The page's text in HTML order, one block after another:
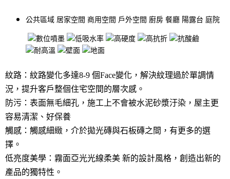
公共區域 居家空間 商用空間 戶外空間 廚房 餐廳 陽露台 庭院
紋路：紋路變化多達8-9 個Face變化，解決紋理過於單調情
況，提升客戶整個住宅空間的層次感。
防污：表面無毛細孔，施工上不會被水泥砂漿汙染，屋主更
容易清潔、好保養
觸感：觸感細緻，介於拋光磚與石板磚之間，有更多的選
擇。
低亮度美學：霧面亞光光線柔美 新的設計風格，創造出新的
產品的獨特性。